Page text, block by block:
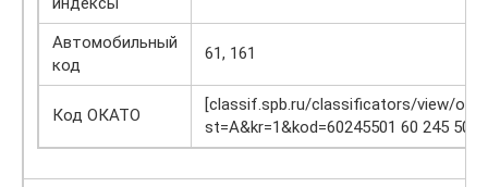
Автомобильный
код
61, 161
Код ОКАТО
[classif.spb.ru/classificators/view/
st=A&kr=1&kod=60245501 60 245 501]